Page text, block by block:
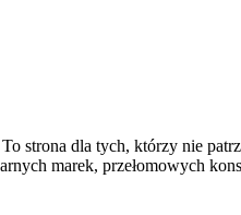
strona dla tych, którzy nie
marek, przełomowych